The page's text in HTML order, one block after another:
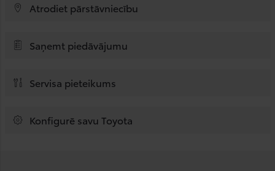
Atrodiet pārstāvniecību
Saņemt piedāvājumu
Servisa pieteikums
Konfigurē savu Toyota